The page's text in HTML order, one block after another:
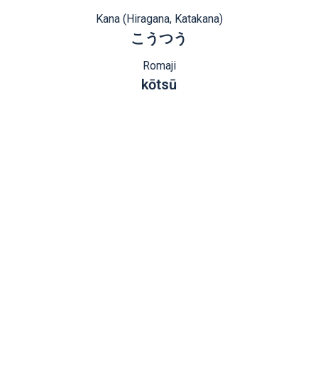
Kana (Hiragana, Katakana)
こうつう
Romaji
kōtsū